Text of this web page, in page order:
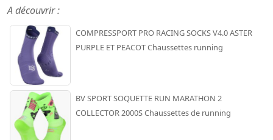
A découvrir :
COMPRESSPORT PRO RACING SOCKS V4.0 ASTER
PURPLE ET PEACOT Chaussettes running
BV SPORT SOQUETTE RUN MARATHON 2
COLLECTOR 2000S Chaussettes de running